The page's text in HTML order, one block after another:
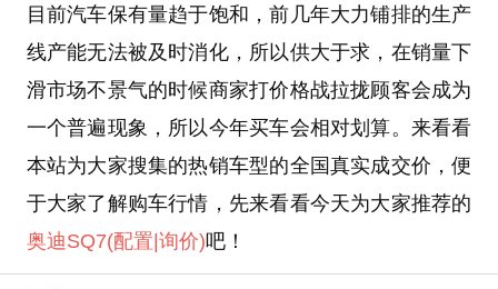
目前汽车保有量趋于饱和，前几年大力铺排的生产
线产能无法被及时消化，所以供大于求，在销量下
滑市场不景气的时候商家打价格战拉拢顾客会成为
一个普遍现象，所以今年买车会相对划算。来看看
本站为大家搜集的热销车型的全国真实成交价，便
于大家了解购车行情，先来看看今天为大家推荐的
奥迪SQ7(配置|询价)吧！